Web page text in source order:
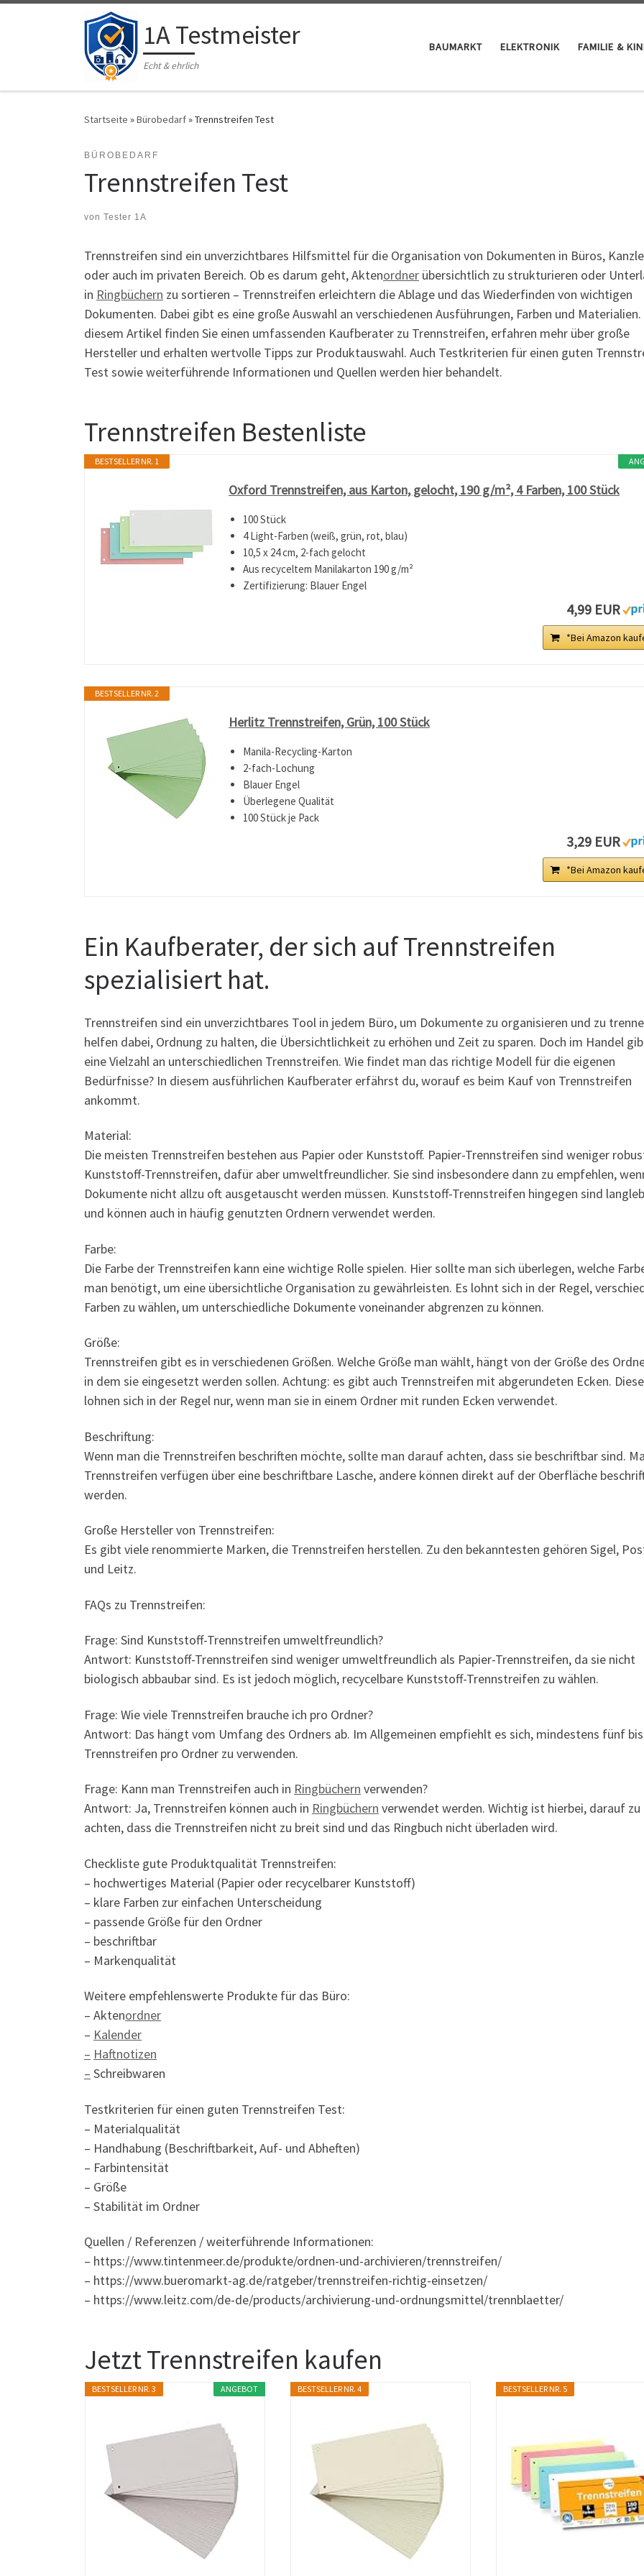
Zum Inhalt springen 1A Testmeister
Echt & ehrlich
BAUMARKT ELEKTRONIK FAMILIE &
Startseite »Bürobedarf»Trennstreifen Test
BÜROBEDARF
Trennstreifen Test
von Tester 1A
Trennstreifen sind ein unverzichtbares Hilfsmittel für die Organisation von Dokumenten in Büros,
oder auch im privaten Bereich. Ob es darum geht, Aktenordner übersichtlich zu strukturieren oder
in Ringbüchern zu sortieren – Trennstreifen erleichtern die Ablage und das Wiederfinden von wichtigen
Dokumenten. Dabei gibt es eine große Auswahl an verschiedenen Ausführungen, Farben und Materialien.
diesem Artikel finden Sie einen umfassenden Kaufberater zu Trennstreifen, erfahren mehr über große
Hersteller und erhalten wertvolle Tipps zur Produktauswahl. Auch Testkriterien für einen guten
Test sowie weiterführende Informationen und Quellen werden hier behandelt.
Trennstreifen Bestenliste
BESTSELLER NR. 1
Oxford Trennstreifen, aus Karton, gelocht, 190 g/m², 4 Farben, 100 Stück
100 Stück
4 Light-Farben (weiß, grün, rot, blau)
10,5 x 24 cm, 2-fach gelocht
Aus recyceltem Manilakarton 190 g/m²
Zertifizierung: Blauer Engel
4,99 EUR
*Bei Amazon
BESTSELLER NR. 2
Herlitz Trennstreifen, Grün, 100 Stück
Manila-Recycling-Karton
2-fach-Lochung
Blauer Engel
Überlegene Qualität
100 Stück je Pack
3,29 EUR
*Bei Amazon
Ein Kaufberater, der sich auf Trennstreifen
spezialisiert hat.
Trennstreifen sind ein unverzichtbares Tool in jedem Büro, um Dokumente zu organisieren und zu
helfen dabei, Ordnung zu halten, die Übersichtlichkeit zu erhöhen und Zeit zu sparen. Doch im Handel
eine Vielzahl an unterschiedlichen Trennstreifen. Wie findet man das richtige Modell für die eigenen
Bedürfnisse? In diesem ausführlichen Kaufberater erfährst du, worauf es beim Kauf von Trennstreifen
ankommt.
Material:
Die meisten Trennstreifen bestehen aus Papier oder Kunststoff. Papier-Trennstreifen sind weniger
Kunststoff-Trennstreifen, dafür aber umweltfreundlicher. Sie sind insbesondere dann zu empfehlen,
Dokumente nicht allzu oft ausgetauscht werden müssen. Kunststoff-Trennstreifen hingegen sind
und können auch in häufig genutzten Ordnern verwendet werden.
Farbe:
Die Farbe der Trennstreifen kann eine wichtige Rolle spielen. Hier sollte man sich überlegen, welche
man benötigt, um eine übersichtliche Organisation zu gewährleisten. Es lohnt sich in der Regel,
Farben zu wählen, um unterschiedliche Dokumente voneinander abgrenzen zu können.
Größe:
Trennstreifen gibt es in verschiedenen Größen. Welche Größe man wählt, hängt von der Größe des
in dem sie eingesetzt werden sollen. Achtung: es gibt auch Trennstreifen mit abgerundeten Ecken. Diese
lohnen sich in der Regel nur, wenn man sie in einem Ordner mit runden Ecken verwendet.
Beschriftung:
Wenn man die Trennstreifen beschriften möchte, sollte man darauf achten, dass sie beschriftbar sind.
Trennstreifen verfügen über eine beschriftbare Lasche, andere können direkt auf der Oberfläche
werden.
Große Hersteller von Trennstreifen:
Es gibt viele renommierte Marken, die Trennstreifen herstellen. Zu den bekanntesten gehören Sigel,
und Leitz.
FAQs zu Trennstreifen:
Frage: Sind Kunststoff-Trennstreifen umweltfreundlich?
Antwort: Kunststoff-Trennstreifen sind weniger umweltfreundlich als Papier-Trennstreifen, da sie nicht
biologisch abbaubar sind. Es ist jedoch möglich, recycelbare Kunststoff-Trennstreifen zu wählen.
Frage: Wie viele Trennstreifen brauche ich pro Ordner?
Antwort: Das hängt vom Umfang des Ordners ab. Im Allgemeinen empfiehlt es sich, mindestens fünf
Trennstreifen pro Ordner zu verwenden.
Frage: Kann man Trennstreifen auch in Ringbüchern verwenden?
Antwort: Ja, Trennstreifen können auch in Ringbüchern verwendet werden. Wichtig ist hierbei, darauf zu
achten, dass die Trennstreifen nicht zu breit sind und das Ringbuch nicht überladen wird.
Checkliste gute Produktqualität Trennstreifen:
– hochwertiges Material (Papier oder recycelbarer Kunststoff)
– klare Farben zur einfachen Unterscheidung
– passende Größe für den Ordner
– beschriftbar
– Markenqualität
Weitere empfehlenswerte Produkte für das Büro:
– Aktenordner
– Kalender
– Haftnotizen
– Schreibwaren
Testkriterien für einen guten Trennstreifen Test:
– Materialqualität
– Handhabung (Beschriftbarkeit, Auf- und Abheften)
– Farbintensität
– Größe
– Stabilität im Ordner
Quellen / Referenzen / weiterführende Informationen:
– https://www.tintenmeer.de/produkte/ordnen-und-archivieren/trennstreifen/
– https://www.bueromarkt-ag.de/ratgeber/trennstreifen-richtig-einsetzen/
– https://www.leitz.com/de-de/products/archivierung-und-ordnungsmittel/trennblaetter/
Jetzt Trennstreifen kaufen
ANGEBOT
BESTSELLER NR. 3 BESTSELLER NR. 4 BESTSELLER NR. 5